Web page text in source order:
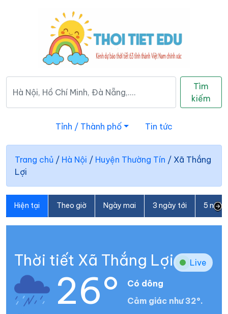
Tìm
kiếm
Tỉnh / Thành phố Tin tức
Trang chủ / Hà Nội / Huyện Thường Tín / Xã Thắng
Lợi
Hiện tại Theo giờ Ngày mai 3 ngày tới 5
Thời tiết Xã Thắng Lợi Live
26°
Có dông
Cảm giác như 32°.